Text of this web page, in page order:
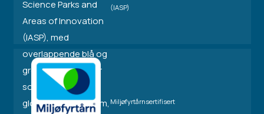
(IASP)
Miljøfyrtårnsertifisert